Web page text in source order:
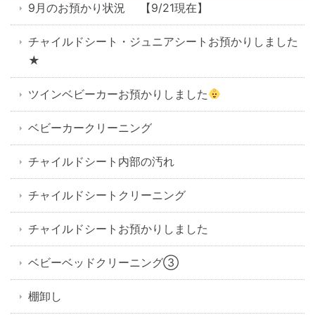
9月のお預かり状況 【9/21現在】
チャイルドシート・ジュニアシートお預かりしました
★
ツインベビーカーお預かりしました
ベビーカークリーニング
チャイルドシート内部の汚れ
チャイルドシートクリーニング
チャイルドシートお預かりしました
ベビーベッドクリーニング③
棚卸し